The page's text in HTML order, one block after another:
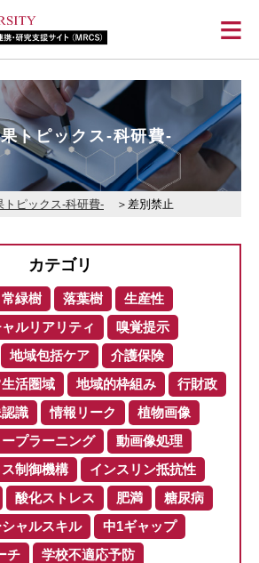
≡
トピックス-科研費-
トピックス-科研費- 差別禁止
カテゴリ
常緑樹 落葉樹
生産性
ルリアリティ
嗅覚提示
地域包括ケア
介護保険
生活圏域 地域的枠組み
行財政
識 情報リーク
植物画像
プラーニング
動画像処理
制御機構
インスリン抵抗性
酸化ストレス 肥満
糖尿病
シャルスキル
中1ギャップ
チ
学校不適応予防